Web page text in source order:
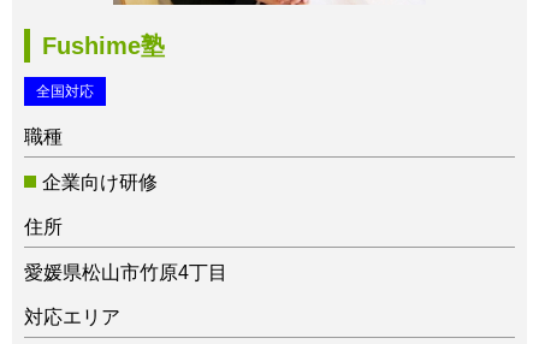
Fushime塾
全国対応
職種
企業向け研修
住所
愛媛県松山市竹原4丁目
対応エリア